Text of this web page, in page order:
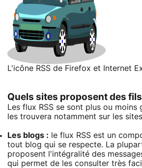
L'icône RSS de Firefox et Internet
Quels sites proposent des
Les flux RSS se sont plus ou moins
les trouvera notamment sur les
Les blogs : le flux RSS est un
tout blog qui se respecte. La
proposent l'intégralité des
qui permet de les consulter très